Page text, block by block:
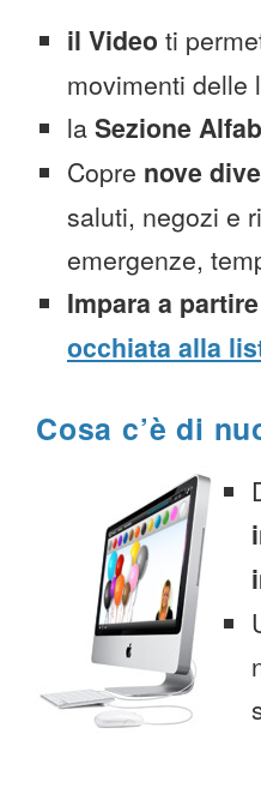
il Video ti
movimenti delle
la Sezione
Copre nove
saluti, negozi e
emergenze,
Impara a
occhiata alla
Cosa c’è di